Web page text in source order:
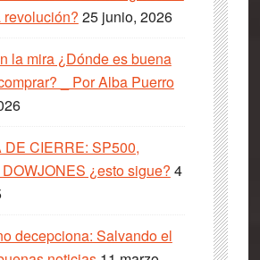
revolución? 25 junio, 2026
la mira ¿Dónde es buena
_ Por Alba Puerro
DE CIERRE: SP500,
¿esto sigue? 4
decepciona: Salvando el